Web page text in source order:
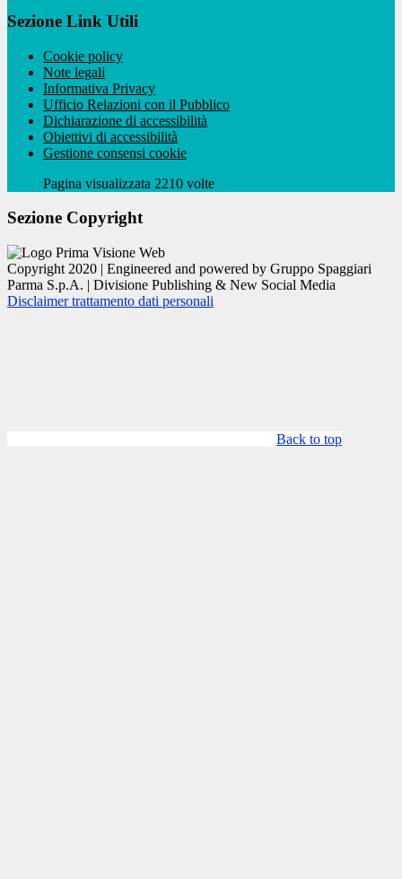
Sezione Link Utili
Cookie policy
Note legali
Informativa Privacy
Ufficio Relazioni con il Pubblico
Dichiarazione di accessibilità
Obiettivi di accessibilità
Gestione consensi cookie
Pagina visualizzata 2210 volte
Sezione Copyright
Copyright 2020 | Engineered and powered by Gruppo Spaggiari
Parma S.p.A. | Divisione Publishing & New Social Media
Disclaimer trattamento dati personali
Back to top